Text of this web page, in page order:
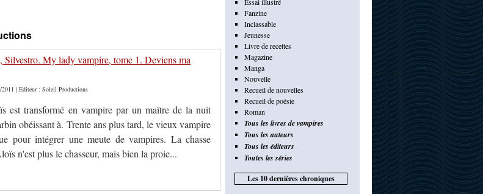
My lady vampire, tome 1. Deviens ma
2011 | Editeur : Soleil Productions
est transformé en vampire par un maître de la nuit
obéissant à. Trente ans plus tard, le vieux vampire
pour intégrer une meute de vampires. La chasse
n'est plus le chasseur, mais bien la proie...
Fanzine
Inclassable
Jeunesse
Livre de recettes
Magazine
Manga
Nouvelle
Recueil de nouvelles
Recueil de poésie
Roman
Tous les livres de vampires
Tous les auteurs
Tous les éditeurs
Toutes les séries
Les 10 dernières chroniques